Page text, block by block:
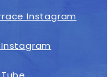
Instagram